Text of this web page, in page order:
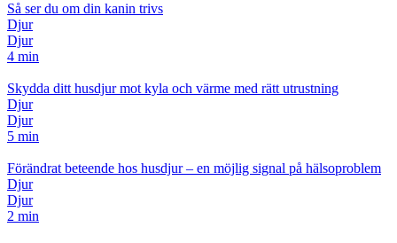
Så ser du om din kanin trivs
Djur
Djur
4 min
Skydda ditt husdjur mot kyla och värme med rätt utrustning
Djur
Djur
5 min
Förändrat beteende hos husdjur – en möjlig signal på hälsoproblem
Djur
Djur
2 min